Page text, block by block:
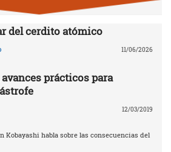
del cerdito atómico
11/06/2026
prácticos para
12/03/2019
Kobayashi habla sobre las consecuencias del